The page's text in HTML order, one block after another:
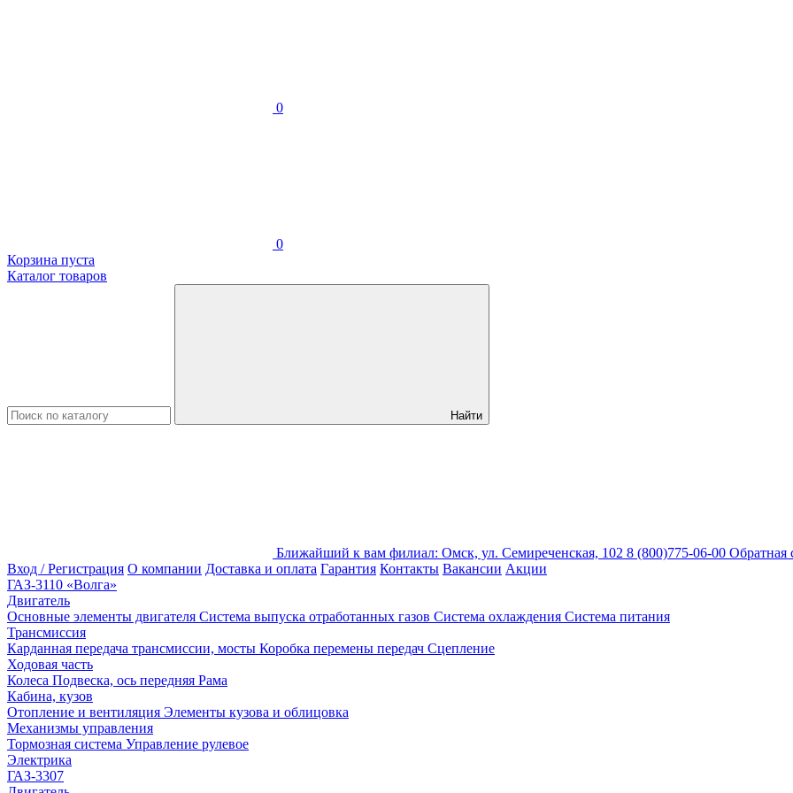
0
0
Корзина пуста
Каталог товаров
Найти
Ближайший к вам филиал: Омск, ул. Семиреченская, 102 8 (800)775-06-00 Обратная
Вход / Регистрация О компании Доставка и оплата Гарантия Контакты Вакансии Акции
ГАЗ-3110 «Волга»
Двигатель
Основные элементы двигателя Система выпуска отработанных газов Система охлаждения Система питания
Трансмиссия
Карданная передача трансмиссии, мосты Коробка перемены передач Сцепление
Ходовая часть
Колеса Подвеска, ось передняя Рама
Кабина, кузов
Отопление и вентиляция Элементы кузова и облицовка
Механизмы управления
Тормозная система Управление рулевое
Электрика
ГАЗ-3307